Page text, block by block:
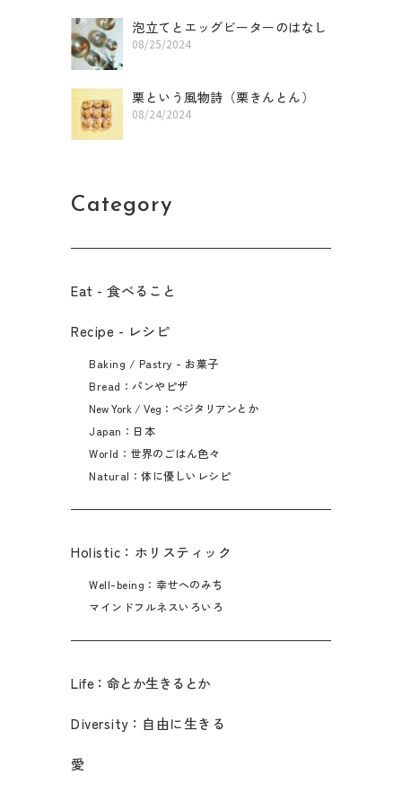
泡立てとエッグビーターのはなし
08/25/2024
栗という風物詩（栗きんとん）
08/24/2024
Category
Eat - 食べること​
Recipe - レシピ
Baking / Pastry - お菓子
Bread：パンやピザ
New York / Veg：ベジタリアンとか
Japan：日本
World：世界のごはん色々
Natural：体に優しいレシピ
Holistic：ホリスティック
Well-being：幸せへのみち
マインドフルネスいろいろ
Life：命とか生きるとか
Diversity：自由に生きる
愛